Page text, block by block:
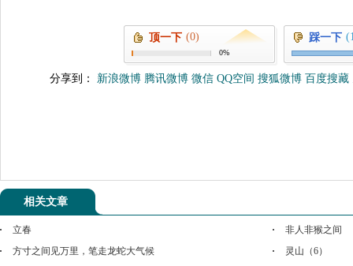
顶一下 (0)
0%
踩一下
分享到： 新浪微博 腾讯微博 微信 QQ空间 搜狐微博 百度搜藏
相关文章
立春
非人非猴之间
方寸之间见万里，笔走龙蛇大气候
灵山（6）